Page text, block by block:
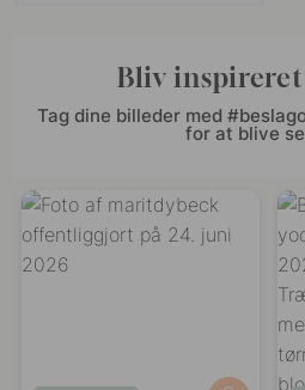
Bliv
Tag dine billeder med
for at blive